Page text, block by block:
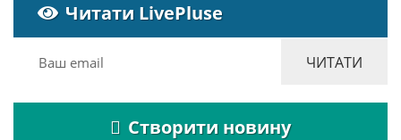
Читати LivePluse
Створити новину